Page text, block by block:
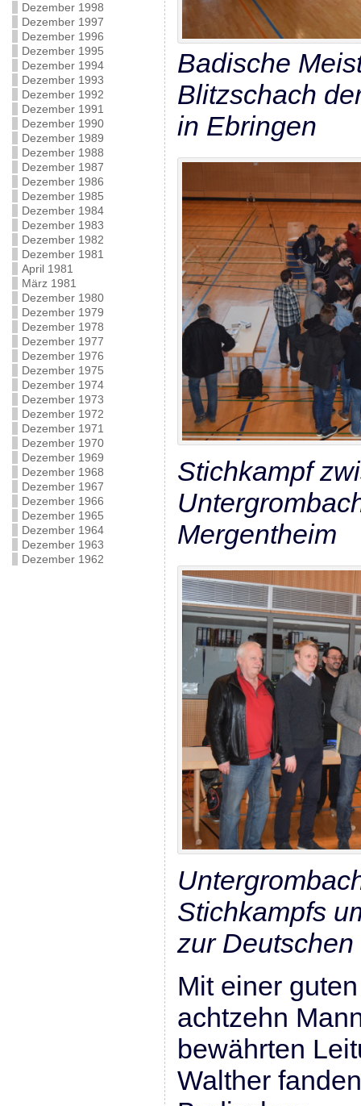
Dezember 1998
Dezember 1997
Dezember 1996
Dezember 1995
Dezember 1994
Dezember 1993
Dezember 1992
Dezember 1991
Dezember 1990
Dezember 1989
Dezember 1988
Dezember 1987
Dezember 1986
Dezember 1985
Dezember 1984
Dezember 1983
Dezember 1982
Dezember 1981
April 1981
März 1981
Dezember 1980
Dezember 1979
Dezember 1978
Dezember 1977
Dezember 1976
Dezember 1975
Dezember 1974
Dezember 1973
Dezember 1972
Dezember 1971
Dezember 1970
Dezember 1969
Dezember 1968
Dezember 1967
Dezember 1966
Dezember 1965
Dezember 1964
Dezember 1963
Dezember 1962
Badische
Blitzschach
in Ebringen
Stichkampf
Mergentheim
Stichkampfs
zur
Mit einer
achtzehn
bewährten
Walther